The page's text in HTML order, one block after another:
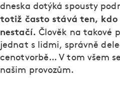
dneska dotýká spousty
totiž často stává ten,
nestačí. Člověk na takové
jednat s lidmi, správně
cenotvorbě… V tom všem
našim provozům.